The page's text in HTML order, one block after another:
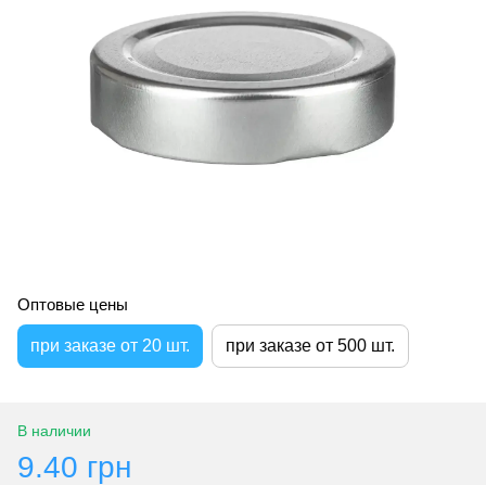
Оптовые цены
при заказе от 20 шт. при заказе от 500 шт.
В наличии
9.40 грн